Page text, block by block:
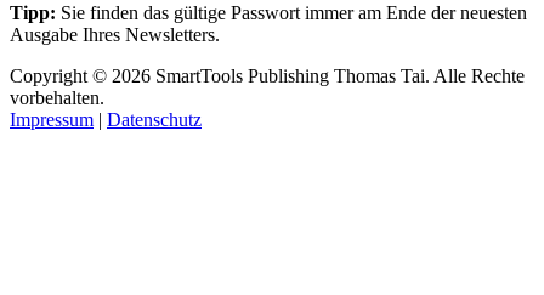
Tipp: Sie finden das gültige Passwort immer am Ende der neuesten
Ausgabe Ihres Newsletters.
Copyright © 2026 SmartTools Publishing Thomas Tai. Alle Rechte
vorbehalten.
Impressum | Datenschutz